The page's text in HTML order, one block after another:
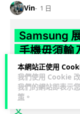
本網站正使用
我們使用 Cookie
我們的網站即表示
策 。
Vin 1 日
Samsung
手機毋須輸
作
Samsung 電子 MX
表示，品牌正推動
文